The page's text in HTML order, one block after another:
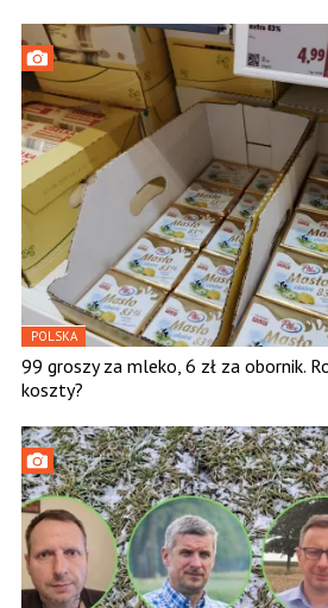
POLSKA
99 groszy za mleko, 6 zł za obornik.
koszty?